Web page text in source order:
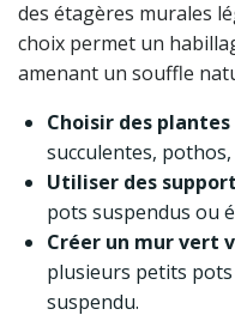
des étagères murales
choix permet un
amenant un souffle
Choisir des
succulentes,
Utiliser des
pots suspendus ou
Créer un mur vert
plusieurs petits
suspendu.